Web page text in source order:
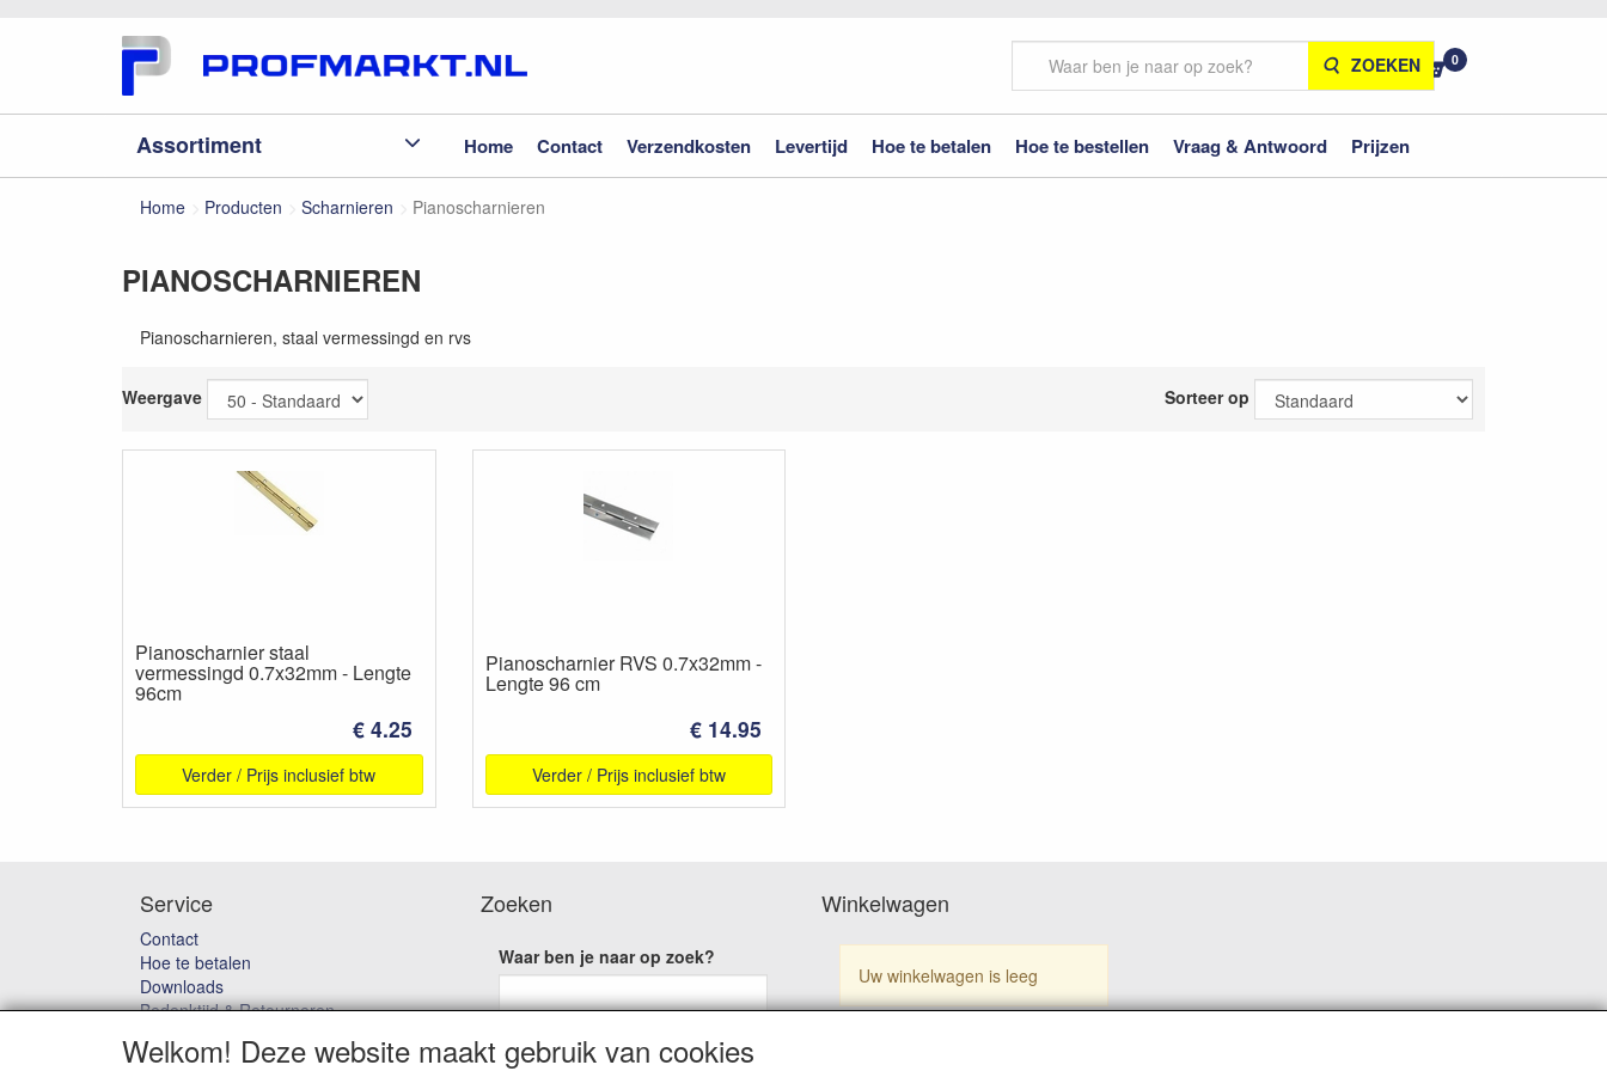
ZOEKEN 0
Assortiment Home Contact Verzendkosten Levertijd Hoe te betalen Hoe te bestellen Vraag & Antwoord Prijzen
Home Producten Scharnieren Pianoscharnieren
PIANOSCHARNIEREN
Pianoscharnieren, staal vermessingd en rvs
Weergave Sorteer op
Pianoscharnier staal
vermessingd 0.7x32mm - Lengte
96cm
€ 4.25
Verder / Prijs inclusief btw
Pianoscharnier RVS 0.7x32mm -
Lengte 96 cm
€ 14.95
Verder / Prijs inclusief btw
Service
Contact
Hoe te betalen
Downloads
Bedenktijd & Retourneren
Algemene voorwaarden
Zoeken
Waar ben je naar op zoek?
Winkelwagen
Uw winkelwagen is leeg
Welkom! Deze website maakt gebruik van cookies